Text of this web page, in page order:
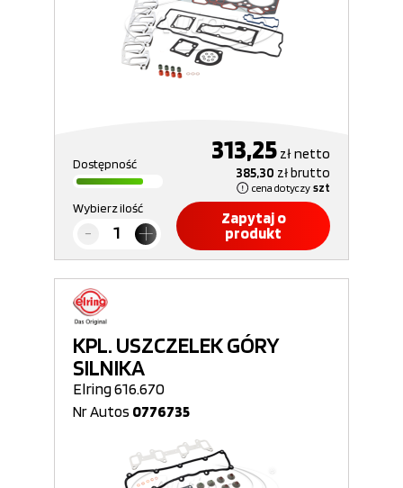
Dostępność 313,25 złnetto
385,30 złbrutto
cena dotyczy szt
Wybierz ilość
Zapytaj o
produkt
KPL. USZCZELEK GÓRY
SILNIKA
Elring 616.670
Nr Autos 0776735